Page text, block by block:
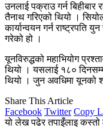
उनलाई पक्राउ गर्न बिहीबार
तैनाथ गरिएको थियो ।
कार्यान्वयन गर्न राष्ट्रपति
गरेको हो ।
यूनविरुद्धको महाभियोग
थियो । यसलाई १८०
थियो । जुन अवधिमा यूनको
Share This Article
Facebook Twitter Copy
यो लेख पढेर तपाइँलाइ कस्तो